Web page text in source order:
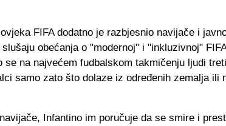
FIFA dodatno je razbjesnio navijače i
obećanja o "modernoj" i "inkluzivnoj"
se na najvećem fudbalskom takmičenju ljudi
samo zato što dolaze iz određenih zemalja ili
Infantino im poručuje da se smire i